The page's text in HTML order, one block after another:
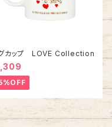
カップ LOVE Collection